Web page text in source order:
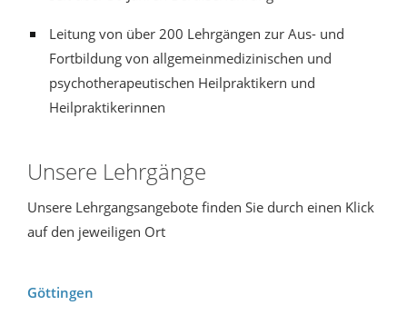
Leitung von über 200 Lehrgängen zur Aus- und
Fortbildung von allgemeinmedizinischen und
psychotherapeutischen Heilpraktikern und
Heilpraktikerinnen
Unsere Lehrgänge
Unsere Lehrgangsangebote finden Sie durch einen Klick
auf den jeweiligen Ort
Göttingen